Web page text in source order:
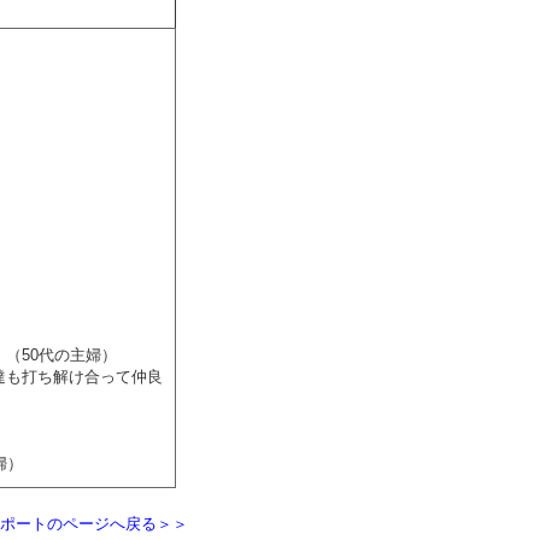
50代の主婦）
打ち解け合って仲良
ートのページへ戻る＞＞